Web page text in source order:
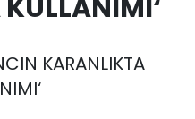
KARANLIKTA